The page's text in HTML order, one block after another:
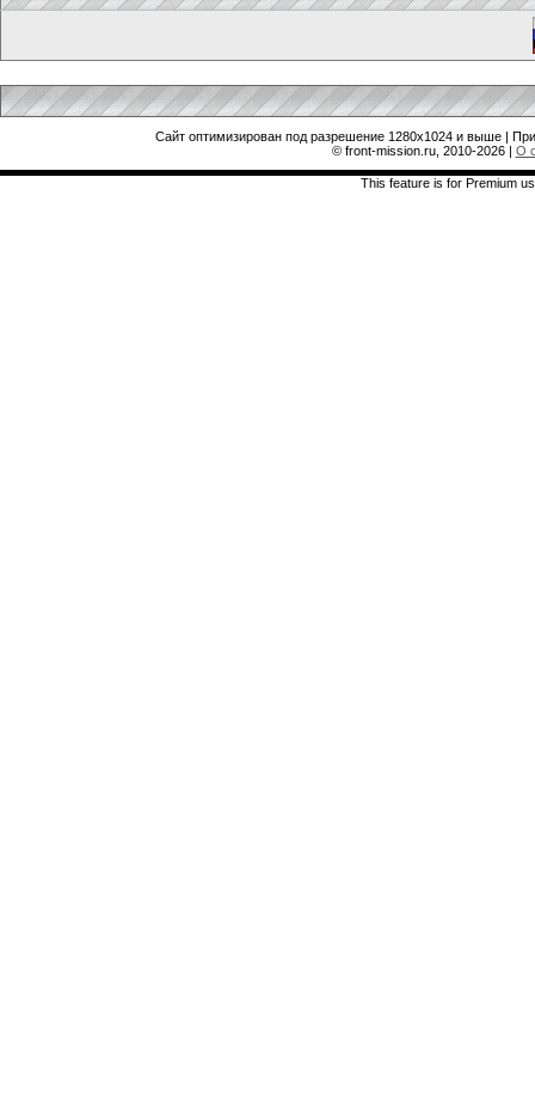
Сайт оптимизирован под разрешение 1280x1024 и выше |
© front-mission.ru, 2010-2026| О
This feature is for Premium